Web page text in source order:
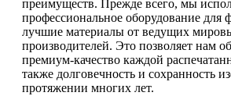
преимуществ. Прежде всего, мы
профессиональное оборудование для
лучшие материалы от ведущих
производителей. Это позволяет нам
премиум-качество каждой
также долговечность и сохранность
протяжении многих лет.